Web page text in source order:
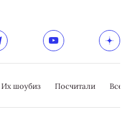
Их шоубиз Посчитали